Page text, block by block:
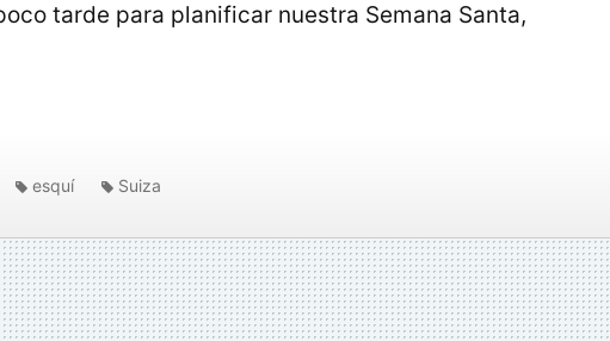
tarde para planificar nuestra Semana Santa,
esquí Suiza